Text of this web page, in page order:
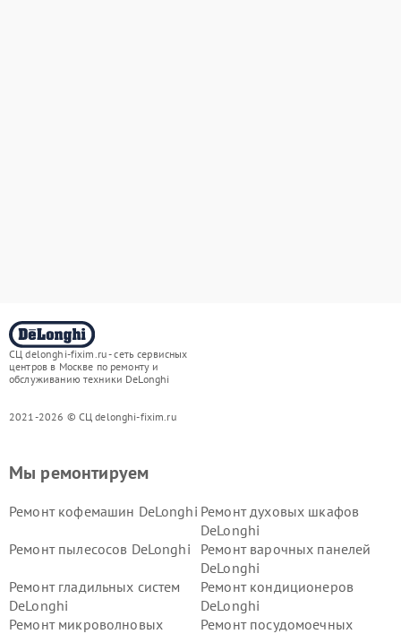
СЦ delonghi-fixim.ru - сеть сервисных
центров в Москве по ремонту и
обслуживанию техники DeLonghi
2021-2026 © СЦ delonghi-fixim.ru
Мы ремонтируем
Ремонт кофемашин DeLonghi Ремонт духовых шкафов
DeLonghi
Ремонт пылесосов DeLonghi
Ремонт варочных панелей
DeLonghi
Ремонт гладильных систем
DeLonghi
Ремонт кондиционеров
DeLonghi
Ремонт микроволновых
Ремонт посудомоечных